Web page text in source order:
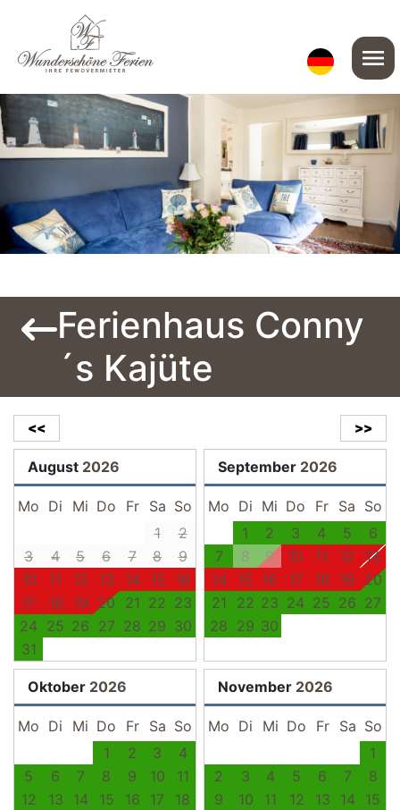
menu
Ferienhaus Conny
´s Kajüte
>>
<<
August 2026
Mo Di Mi Do Fr Sa So
1
2
3
4 5 6 7 8
9
10
11 12 13 14 15
16
17
18 19 20 21 22 23
24 25 26 27 28 29 30
31
September 2026
Mo Di Mi Do Fr Sa So
1
2 3 4 5
6
7
8 9 10 11 12
13
14
15 16 17 18 19
20
21
22 23 24 25 26 27
28 29 30
Oktober 2026
Mo Di Mi Do Fr Sa So
1
2 3
4
5
6 7 8 9 10
11
12
13 14 15 16 17
18
November 2026
Mo Di Mi Do Fr Sa So
1
2
3 4 5 6 7
8
9
10 11 12 13 14
15